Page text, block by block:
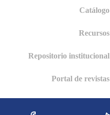
Catálogo
Recursos
Repositorio institucional
Portal de revistas